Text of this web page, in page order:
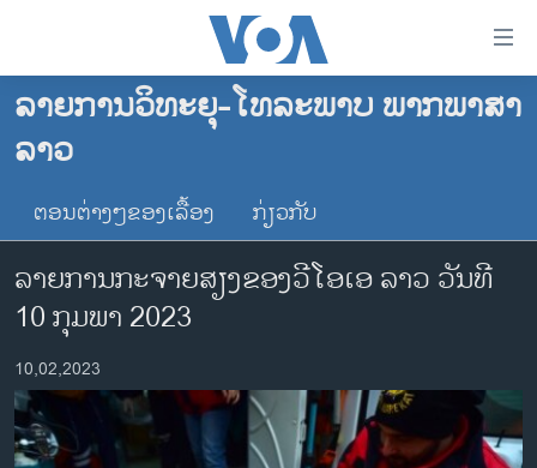
ເຂົ້າ
ຫາ
ຂ້າມ
ຫາ
ຊອກ
ໂຮມເພຈ
ລາວ
ອາເມຣິກາ
ການເລືອກຕັ້ງ ປະທານາທີບໍດີ ສະຫະລັດ 2024
ຂ່າວ​ຈີນ
ເອເຊຍ
ອິດສະຫຼະພາບດ້ານການຂ່າວ
ລາຍການວິທະຍຸ-ໂທລະພາບ ພາກພາສາ
ລາວ
ຕອນຕ່າງໆຂອງເລື້ອງ ກ່ຽວກັບ
ລາຍການກະຈາຍສຽງຂອງວີໂອເອ ລາວ ວັນທີ
10 ກຸມພາ 2023
10,02,2023